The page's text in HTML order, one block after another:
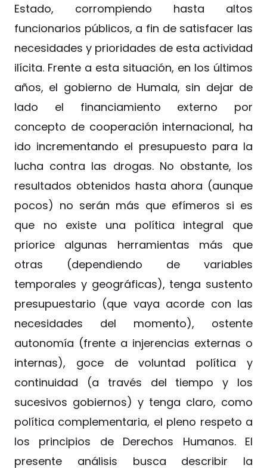
Estado, corrompiendo hasta altos
funcionarios públicos, a fin de satisfacer las
necesidades y prioridades de esta actividad
ilícita. Frente a esta situación, en los últimos
años, el gobierno de Humala, sin dejar de
lado el financiamiento externo por
concepto de cooperación internacional, ha
ido incrementando el presupuesto para la
lucha contra las drogas. No obstante, los
resultados obtenidos hasta ahora (aunque
pocos) no serán más que efímeros si es
que no existe una política integral que
priorice algunas herramientas más que
otras (dependiendo de variables
temporales y geográficas), tenga sustento
presupuestario (que vaya acorde con las
necesidades del momento), ostente
autonomía (frente a injerencias externas o
internas), goce de voluntad política y
continuidad (a través del tiempo y los
sucesivos gobiernos) y tenga claro, como
política complementaria, el pleno respeto a
los principios de Derechos Humanos. El
presente análisis busca describir la